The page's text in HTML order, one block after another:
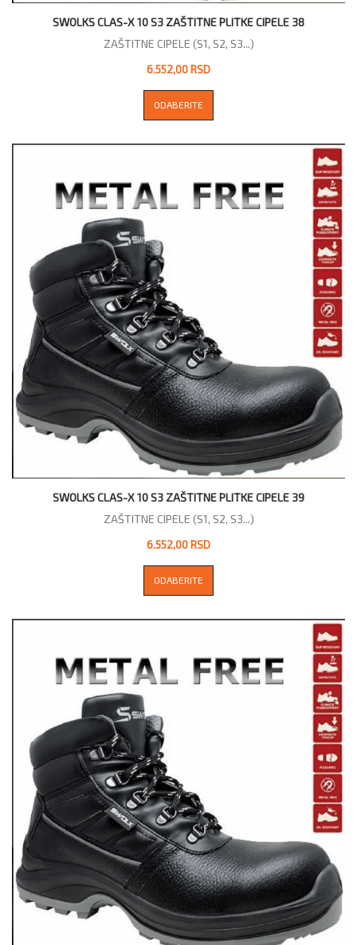
SWOLKS CLAS-X 10 S3 ZAŠTITNE PLITKE CIPELE 38
ZAŠTITNE CIPELE (S1, S2, S3...)
6.552,00 RSD
ODABERITE
SWOLKS CLAS-X 10 S3 ZAŠTITNE PLITKE CIPELE 39
ZAŠTITNE CIPELE (S1, S2, S3...)
6.552,00 RSD
ODABERITE